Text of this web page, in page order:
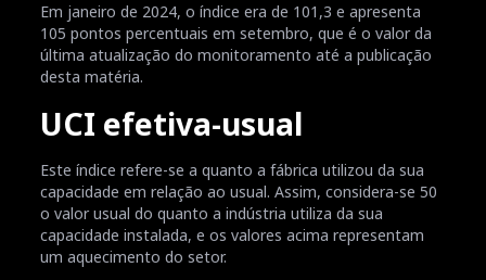
Em janeiro de 2024, o índice era de 101,3 e apresenta
105 pontos percentuais em setembro, que é o valor da
última atualização do monitoramento até a publicação
desta matéria.
UCI efetiva-usual
Este índice refere-se a quanto a fábrica utilizou da sua
capacidade em relação ao usual. Assim, considera-se 50
o valor usual do quanto a indústria utiliza da sua
capacidade instalada, e os valores acima representam
um aquecimento do setor.